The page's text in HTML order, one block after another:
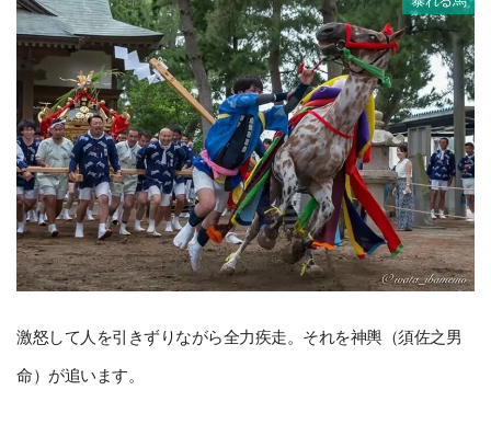
激怒して人を引きずりながら全力疾走。それを神輿（須佐之男
命）が追います。